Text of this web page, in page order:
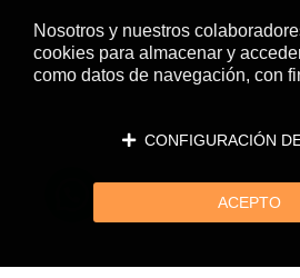
Nosotros y nuestros
cookies para almacenar y
como datos de navegación, con
CONFIGURACIÓN
ACEPTO